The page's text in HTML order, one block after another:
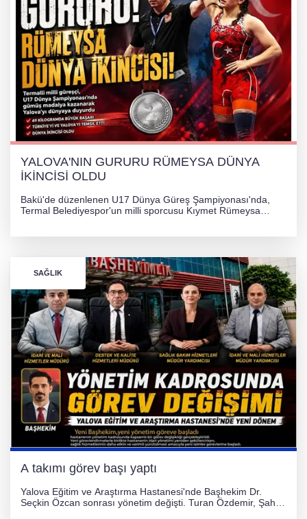
YALOVA'NIN GURURU RÜMEYSA DÜNYA
İKİNCİSİ OLDU
Bakü'de düzenlenen U17 Dünya Güreş Şampiyonası'nda,
Termal Belediyespor'un milli sporcusu Kıymet Rümeysa
SAĞLIK
A takımı görev başı yaptı
Yalova Eğitim ve Araştırma Hastanesi'nde Başhekim Dr.
Seçkin Özcan sonrası yönetim değişti. Turan Özdemir, Şahin